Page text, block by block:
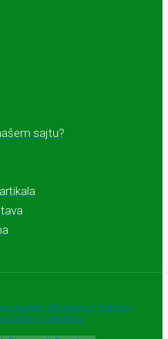
sajtu?
Apoteke "Belladonna" Trebinje |
by Webherzz